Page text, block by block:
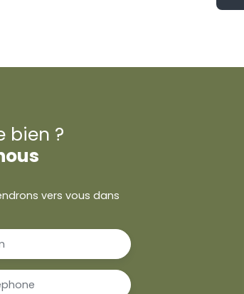
bien ?
vers vous dans